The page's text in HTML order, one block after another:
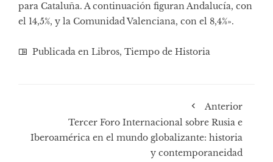
para Cataluña. A continuación figuran Andalucía, con
el 14,5%, y la Comunidad Valenciana, con el 8,4%».
Publicada en Libros, Tiempo de Historia
Anterior
Tercer Foro Internacional sobre Rusia e
Iberoamérica en el mundo globalizante: historia
y contemporaneidad